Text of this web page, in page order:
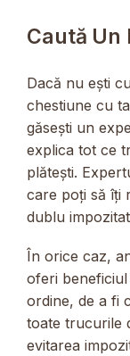
Caută Un
Dacă nu ești
chestiune cu
găsești un
explica tot ce
plătești.
care poți să îți
dublu
În orice caz,
oferi
ordine, de a fi
toate trucurile
evitarea